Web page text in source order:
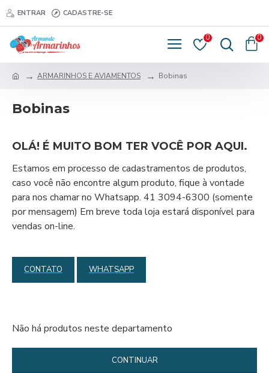
ENTRAR CADASTRE-SE
0 0
ARMARINHOS E AVIAMENTOS Bobinas
Bobinas
OLÁ! É MUITO BOM TER VOCÊ POR AQUI.
Estamos em processo de cadastramentos de produtos,
caso você não encontre algum produto, fique à vontade
para nos chamar no Whatsapp. 41 3094-6300 (somente
por mensagem) Em breve toda loja estará disponível para
vendas on-line.
CONTATO WHATSAPP
Não há produtos neste departamento
CONTINUAR